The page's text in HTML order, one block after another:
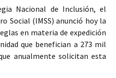
Nacional de Inclusión, el
Social (IMSS) anunció hoy la
en materia de expedición
que benefician a 273 mil
anualmente solicitan esta